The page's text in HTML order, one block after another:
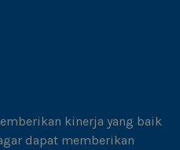
kinerja yang baik
dapat memberikan